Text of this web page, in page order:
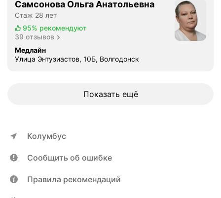
Самсонова Ольга Анатольевна
Стаж 28 лет
95% рекомендуют
39 отзывов
Медлайн
Улица Энтузиастов, 10Б, Волгодонск
Показать ещё
Колумбус
Сообщить об ошибке
Правила рекомендаций